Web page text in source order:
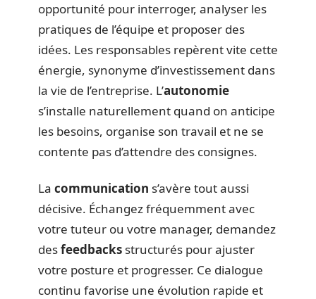
opportunité pour interroger, analyser les
pratiques de l’équipe et proposer des
idées. Les responsables repèrent vite cette
énergie, synonyme d’investissement dans
la vie de l’entreprise. L’autonomie
s’installe naturellement quand on anticipe
les besoins, organise son travail et ne se
contente pas d’attendre des consignes.
La communication s’avère tout aussi
décisive. Échangez fréquemment avec
votre tuteur ou votre manager, demandez
desfeedbacks structurés pour ajuster
votre posture et progresser. Ce dialogue
continu favorise une évolution rapide et